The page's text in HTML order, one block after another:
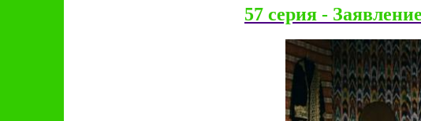
57 серия - Заявление